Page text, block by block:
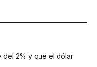
del 2% y que el dólar